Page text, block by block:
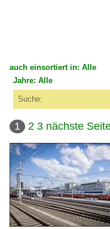
auch einsortiert in: Alle
Alle Kategorien
Deutschland
Bahnhöfe (L - Q)
Lindau
Lindau-Reutin
Bahntechnische
Jahre: Alle
2006
2008
2009
2010
1 2 3 nächste